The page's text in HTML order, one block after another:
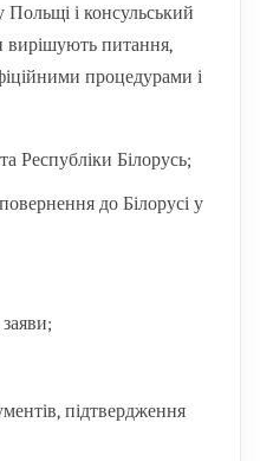
Польщі і консульський
вирішують питання,
процедурами і
Республіки Білорусь;
до Білорусі у
заяви;
підтвердження